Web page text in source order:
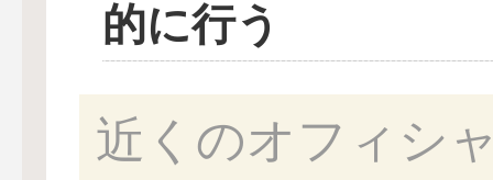
的に行う
近くのオフィシ